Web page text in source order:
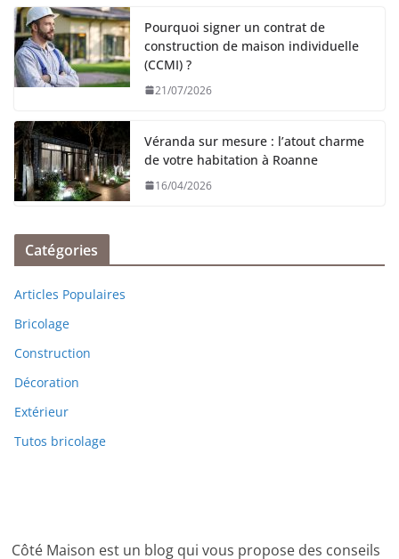
Pourquoi signer un contrat de
construction de maison individuelle
(CCMI) ?
21/07/2026
Véranda sur mesure : l’atout charme
de votre habitation à Roanne
16/04/2026
Catégories
Articles Populaires
Bricolage
Construction
Décoration
Extérieur
Tutos bricolage
Côté Maison est un blog qui vous propose des conseils